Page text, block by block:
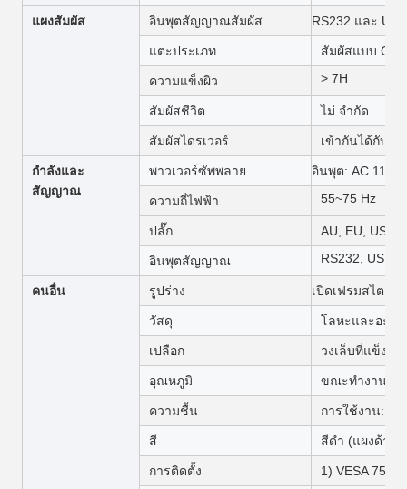
แผงสัมผัส อินพุตสัญญาณสัมผัส RS232 และ USB
แตะประเภท สัมผัสแบบ
ความแข็งผิว > 7H
สัมผัสชีวิต ไม่ จำกัด
สัมผัสไดรเวอร์ เข้ากันได้กับโ
กำลังและ
สัญญาณ
พาวเวอร์ซัพพลาย อินพุต: AC 110 ~
ความถี่ไฟฟ้า 55~75 Hz
ปลั๊ก AU, EU, US,
อินพุตสัญญาณ RS232, USB,
คนอื่น รูปร่าง เปิดเฟรมสไตล์
วัสดุ โลหะและอะค
เปลือก วงเล็บที่แข็งแก
อุณหภูมิ ขณะทำงาน:
ความชื้น การใช้งาน:
สี สีดำ (แผงด้าน
การติดตั้ง 1) VESA 75